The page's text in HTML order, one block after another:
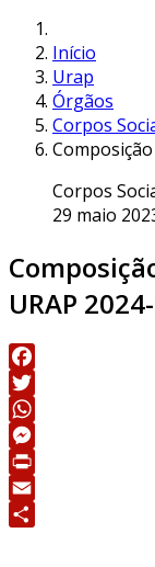
Início
Urap
Órgãos
Corpos
Corpos
29 maio
URAP
Facebook
Twitter
WhatsApp
Messenger
Print
Email